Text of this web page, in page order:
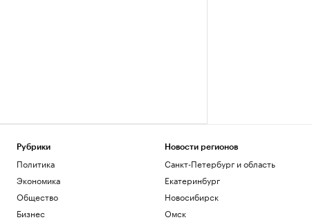
Рубрики
Политика
Экономика
Общество
Бизнес
Новости регионов
Санкт-Петербург и область
Екатеринбург
Новосибирск
Омск